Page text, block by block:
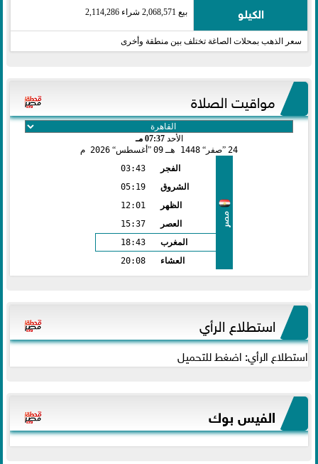
الكيلو بيع 2,068,571 شراء 2,114,286
سعر الذهب بمحلات الصاغة تختلف بين منطقة وأخرى
مواقيت الصلاة
الأحد07:37 مـ
24
صفر 1448 هـ 09 أغسطس 2026 م
مصر
الفجر
03:43
الشروق
05:19
الظهر
12:01
العصر
15:37
المغرب
18:43
العشاء
20:08
استطلاع الرأي
استطلاع الرأي: اضغط للتحميل
الفيس بوك